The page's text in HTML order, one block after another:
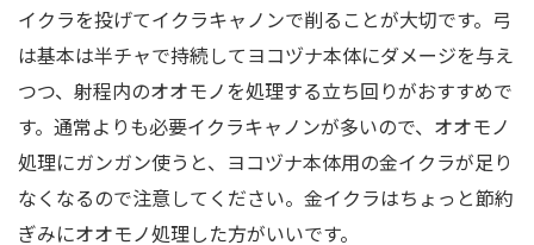
イクラを投げてイクラキャノンで削ることが大切です。弓
は基本は半チャで持続してヨコヅナ本体にダメージを与え
つつ、射程内のオオモノを処理する立ち回りがおすすめで
す。通常よりも必要イクラキャノンが多いので、オオモノ
処理にガンガン使うと、ヨコヅナ本体用の金イクラが足り
なくなるので注意してください。金イクラはちょっと節約
ぎみにオオモノ処理した方がいいです。